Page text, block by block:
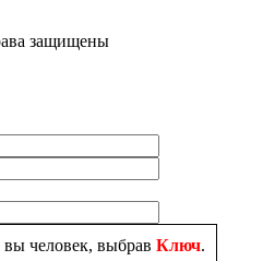
защищены
человек, выбрав Ключ.